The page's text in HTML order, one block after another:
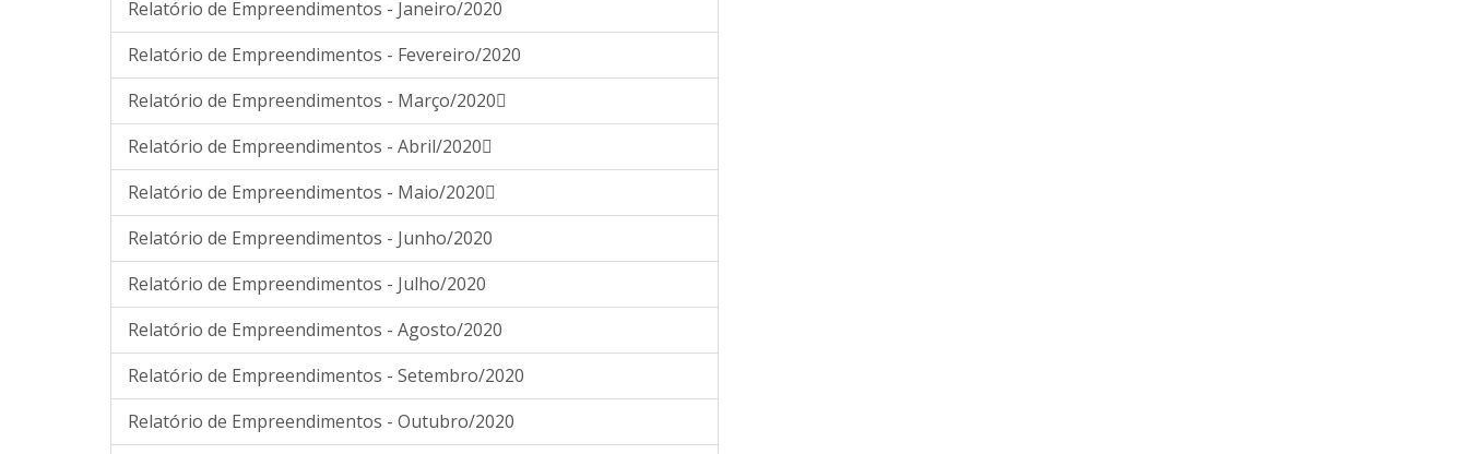
Relatório de Empreendimentos - Janeiro/2020
Relatório de Empreendimentos - Fevereiro/2020
Relatório de Empreendimentos - Março/2020
Relatório de Empreendimentos - Abril/2020
Relatório de Empreendimentos - Maio/2020
Relatório de Empreendimentos - Junho/2020
Relatório de Empreendimentos - Julho/2020
Relatório de Empreendimentos - Agosto/2020
Relatório de Empreendimentos - Setembro/2020
Relatório de Empreendimentos - Outubro/2020